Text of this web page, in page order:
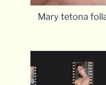
Mary tetona